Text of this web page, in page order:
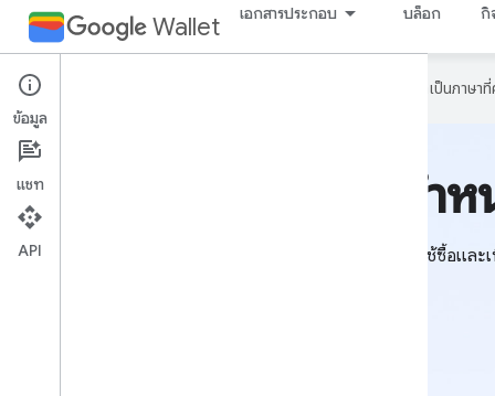
Wallet เอกสารประกอบ บล็อก กิ
Google ใช้เทคโนโลยี AI เพื่อแปลเนื้อหาเป็นภา
โซลูชันการจำ
ผู้ใช้ซื้อแล
ข้อมูล
แชท
API